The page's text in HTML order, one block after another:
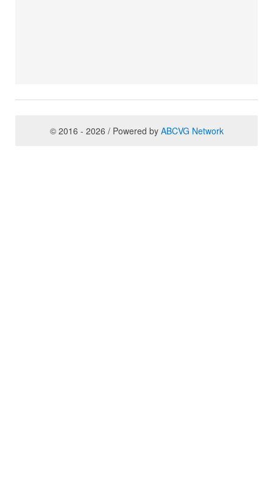
© 2016 - 2026 / Powered by ABCVG Network